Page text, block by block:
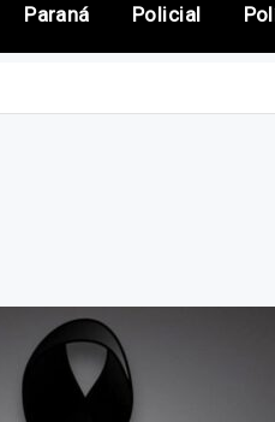
Paraná Policial